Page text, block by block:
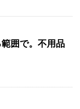
囲で。不用品